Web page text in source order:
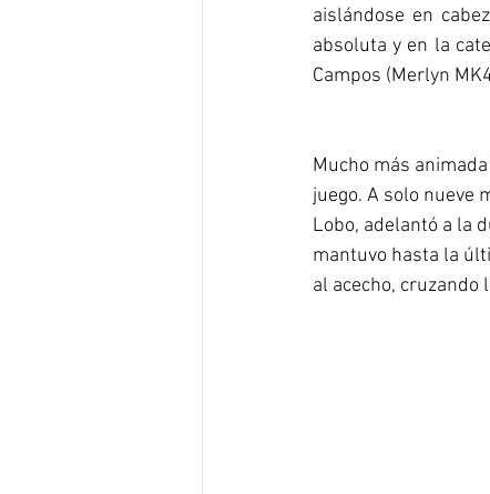
aislándose en
absoluta y en la
Campos (Merlyn
Mucho más
juego. A solo nueve
Lobo, adelantó a la
mantuvo hasta la
al acecho, cruzando